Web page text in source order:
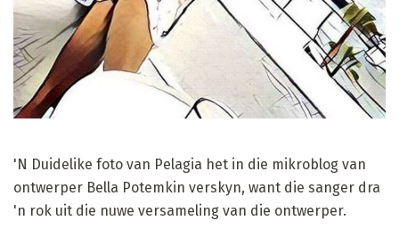
'N Duidelike foto van Pelagia het in die mikroblog van
ontwerper Bella Potemkin verskyn, want die sanger dra
'n rok uit die nuwe versameling van die ontwerper.